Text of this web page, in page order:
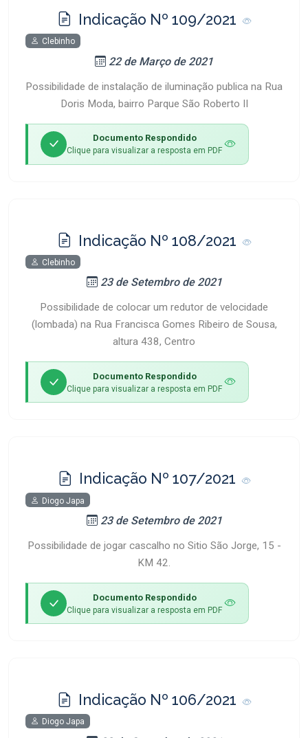
Indicação Nº 109/2021
Clebinho
22 de Março de 2021
Possibilidade de instalação de iluminação publica na Rua
Doris Moda, bairro Parque São Roberto II
Documento Respondido
Clique para visualizar a resposta em PDF
Indicação Nº 108/2021
Clebinho
23 de Setembro de 2021
Possibilidade de colocar um redutor de velocidade
(lombada) na Rua Francisca Gomes Ribeiro de Sousa,
altura 438, Centro
Documento Respondido
Clique para visualizar a resposta em PDF
Indicação Nº 107/2021
Diogo Japa
23 de Setembro de 2021
Possibilidade de jogar cascalho no Sitio São Jorge, 15 -
KM 42.
Documento Respondido
Clique para visualizar a resposta em PDF
Indicação Nº 106/2021
Diogo Japa